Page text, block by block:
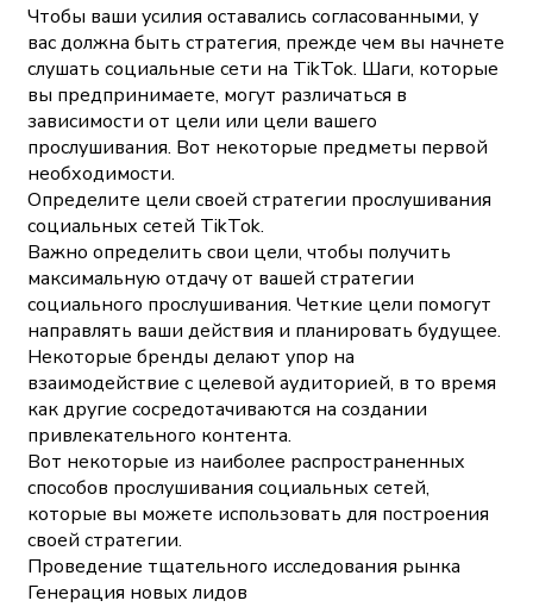
Чтобы ваши усилия оставались согласованными, у
вас должна быть стратегия, прежде чем вы начнете
слушать социальные сети на TikTok. Шаги, которые
вы предпринимаете, могут различаться в
зависимости от цели или цели вашего
прослушивания. Вот некоторые предметы первой
необходимости.
Определите цели своей стратегии прослушивания
социальных сетей TikTok.
Важно определить свои цели, чтобы получить
максимальную отдачу от вашей стратегии
социального прослушивания. Четкие цели помогут
направлять ваши действия и планировать будущее.
Некоторые бренды делают упор на
взаимодействие с целевой аудиторией, в то время
как другие сосредотачиваются на создании
привлекательного контента.
Вот некоторые из наиболее распространенных
способов прослушивания социальных сетей,
которые вы можете использовать для построения
своей стратегии.
Проведение тщательного исследования рынка
Генерация новых лидов